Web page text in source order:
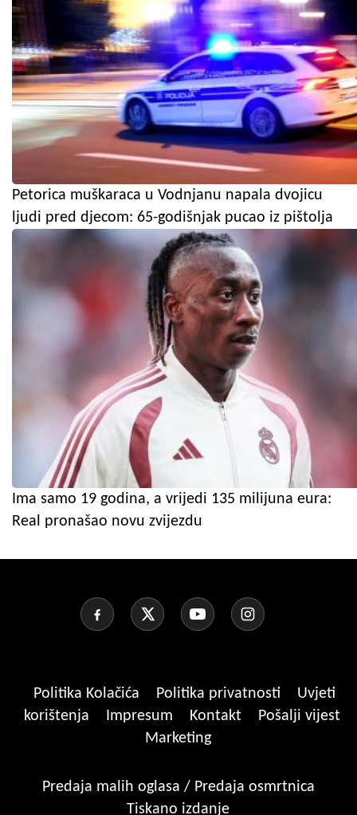
Petorica muškaraca u Vodnjanu napala dvojicu
ljudi pred djecom: 65-godišnjak pucao iz pištolja
Ima samo 19 godina, a vrijedi 135 milijuna eura:
Real pronašao novu zvijezdu
Politika Kolačića Politika privatnosti
Uvjeti
korištenja
Impresum Kontakt
Pošalji vijest
Marketing
Predaja malih oglasa / Predaja osmrtnica
Tiskano izdanje